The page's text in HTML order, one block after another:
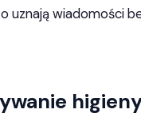
uznają wiadomości